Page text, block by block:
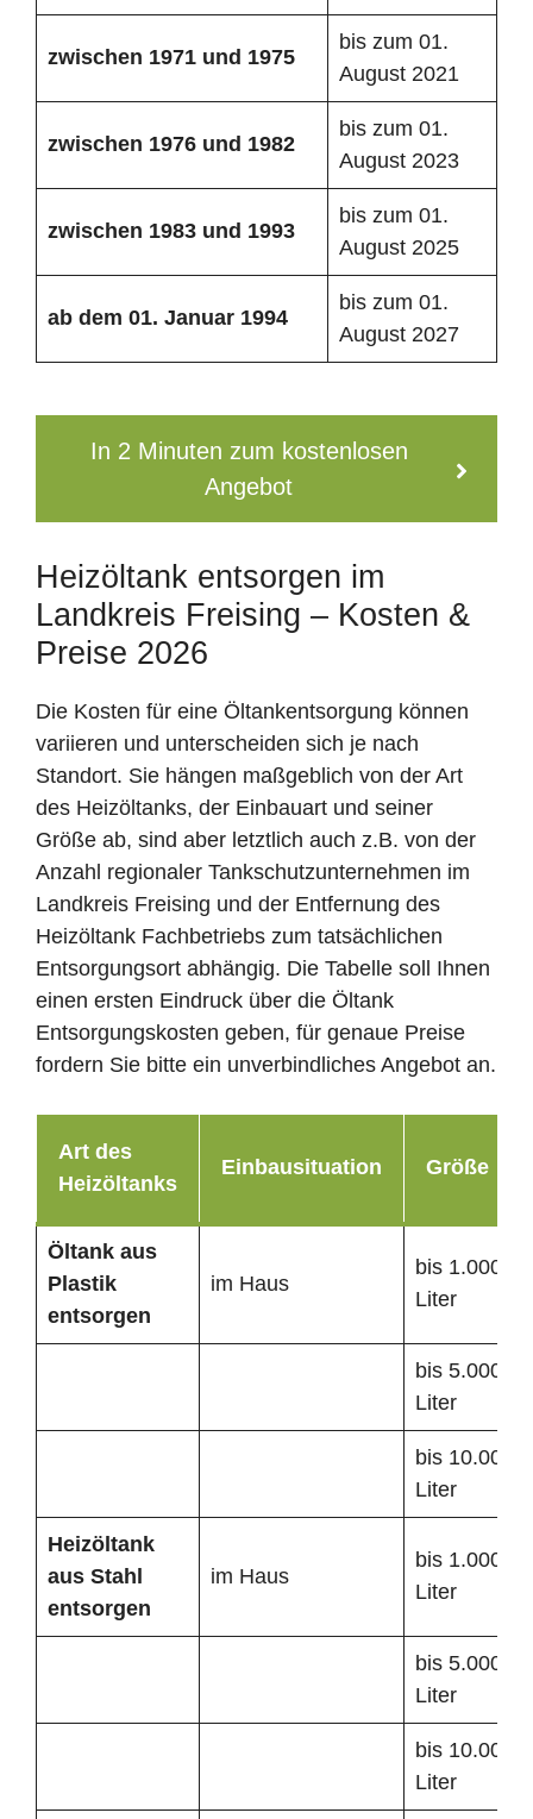
zwischen 1971 und 1975
bis zum 01.
August 2021
zwischen 1976 und 1982
bis zum 01.
August 2023
zwischen 1983 und 1993
bis zum 01.
August 2025
ab dem 01. Januar 1994
bis zum 01.
August 2027
In 2 Minuten zum kostenlosen
Angebot
Heizöltank entsorgen im
Landkreis Freising – Kosten &
Preise 2026
Die Kosten für eine Öltankentsorgung können
variieren und unterscheiden sich je nach
Standort. Sie hängen maßgeblich von der Art
des Heizöltanks, der Einbauart und seiner
Größe ab, sind aber letztlich auch z.B. von der
Anzahl regionaler Tankschutzunternehmen im
Landkreis Freising und der Entfernung des
Heizöltank Fachbetriebs zum tatsächlichen
Entsorgungsort abhängig. Die Tabelle soll Ihnen
einen ersten Eindruck über die Öltank
Entsorgungskosten geben, für genaue Preise
fordern Sie bitte ein unverbindliches Angebot an.
Art des
Heizöltanks
Einbausituation Größe
Öltank aus
Plastik
entsorgen
im Haus
bis 1.000
Liter
bis 5.000
Liter
bis 10.000
Liter
Heizöltank
aus Stahl
entsorgen
im Haus
bis 1.000
Liter
bis 5.000
Liter
bis 10.000
Liter